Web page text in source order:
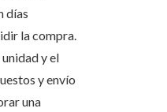
días
la compra.
y el
y envío
una